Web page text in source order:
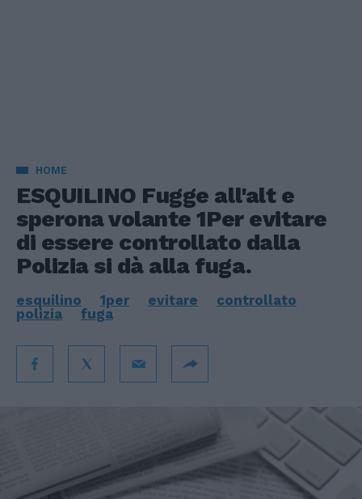
HOME
ESQUILINO Fugge all'alt e
sperona volante 1Per evitare
di essere controllato dalla
Polizia si dà alla fuga.
esquilino 1per evitare
controllato
polizia
fuga